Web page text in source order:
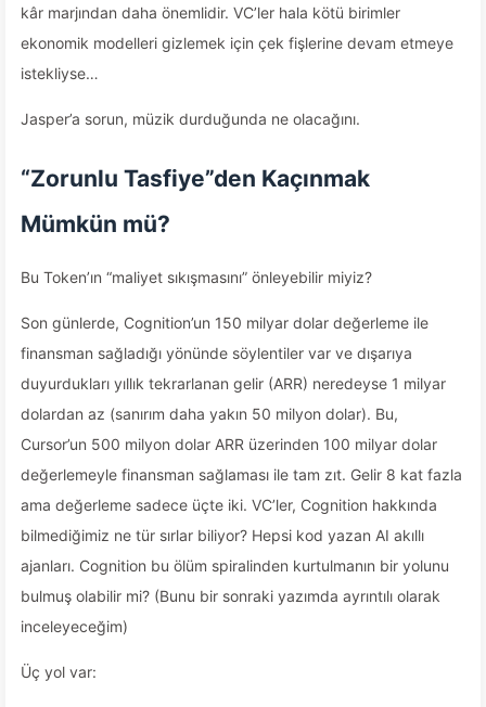
kâr marjından daha önemlidir. VC’ler hala kötü birimler
ekonomik modelleri gizlemek için çek fişlerine devam etmeye
istekliyse…
Jasper’a sorun, müzik durduğunda ne olacağını.
“Zorunlu Tasfiye”den Kaçınmak
Mümkün mü?
Bu Token’ın “maliyet sıkışmasını” önleyebilir miyiz?
Son günlerde, Cognition’un 150 milyar dolar değerleme ile
finansman sağladığı yönünde söylentiler var ve dışarıya
duyurdukları yıllık tekrarlanan gelir (ARR) neredeyse 1 milyar
dolardan az (sanırım daha yakın 50 milyon dolar). Bu,
Cursor’un 500 milyon dolar ARR üzerinden 100 milyar dolar
değerlemeyle finansman sağlaması ile tam zıt. Gelir 8 kat fazla
ama değerleme sadece üçte iki. VC’ler, Cognition hakkında
bilmediğimiz ne tür sırlar biliyor? Hepsi kod yazan AI akıllı
ajanları. Cognition bu ölüm spiralinden kurtulmanın bir yolunu
bulmuş olabilir mi? (Bunu bir sonraki yazımda ayrıntılı olarak
inceleyeceğim)
Üç yol var: